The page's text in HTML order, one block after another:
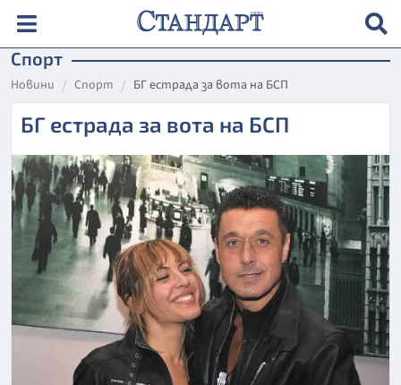
Спорт
Новини Спорт БГ естрада за вота на БСП
БГ естрада за вота на БСП